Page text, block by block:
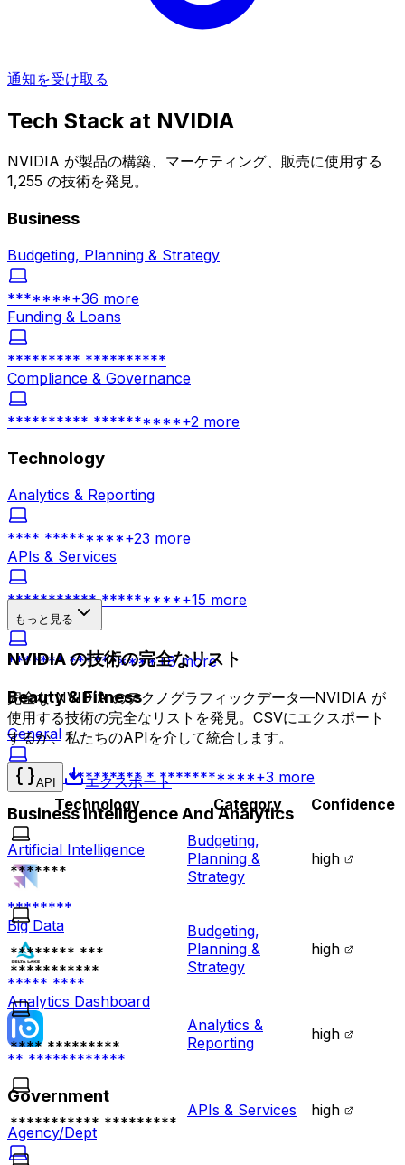
通知を受け取る
Tech Stack at NVIDIA
NVIDIA が製品の構築、マーケティング、販売に使用する
1,255 の技術を発見。
Business
Budgeting, Planning & Strategy
*******+36 more
Funding & Loans
********* **********
Compliance & Governance
********** **********+2 more
Technology
Analytics & Reporting
**** *********+23 more
APIs & Services
*********** *********+15 more
Networking
******* **********+8more
Beauty & Fitness
General
******* ********* * ***********+3 more
Business Intelligence And Analytics
Artificial Intelligence
********
Big Data
***** ****
Analytics Dashboard
** ************
Government
Agency/Dept
もっと見る
NVIDIA の技術の完全なリスト
完全な NVIDIA のテクノグラフィックデータ—NVIDIA が
使用する技術の完全なリストを発見。CSVにエクスポート
するか、私たちのAPIを介して統合します。
API
エクスポート
Technology
Category Confidence
*******
Budgeting,
Planning &
Strategy
high
******** ***
***********
Budgeting,
Planning &
Strategy
high
**** *********
Analytics &
Reporting
high
*********** *********
APIs & Services high